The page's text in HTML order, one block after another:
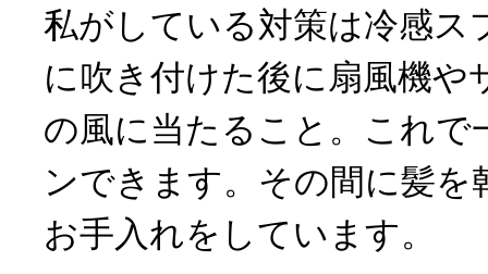
私がしている対策は冷感ス
に吹き付けた後に扇風機や
の風に当たること。これで
ンできます。その間に髪を
お手入れをしています。